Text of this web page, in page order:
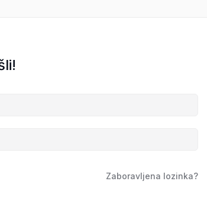
Zaboravljena lozinka?